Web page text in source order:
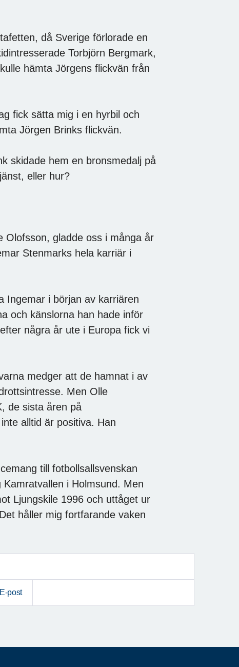
då Sverige förlorade en
Torbjörn Bergmark,
hämta Jörgens flickvän från
fick sätta mig i en hyrbil och
Jörgen Brinks flickvän.
skidade hem en bronsmedalj på
eller hur?
Olofsson, gladde oss i många år
Stenmarks hela karriär i
Ingemar i början av karriären
och känslorna han hade inför
några år ute i Europa fick vi
medger att de hamnat i av
Men Olle
de sista åren på
alltid är positiva. Han
till fotbollsallsvenskan
i Holmsund. Men
Ljungskile 1996 och uttåget ur
håller mig fortfarande vaken
E-post